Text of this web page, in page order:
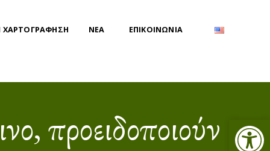
Ανοίξτε τη γραμμή εργαλείων
ΧΑΡΤΟΓΡΑΦΗΣΗ ΝΕΑ ΕΠΙΚΟΙΝΩΝΙΑ
προειδοποιούν